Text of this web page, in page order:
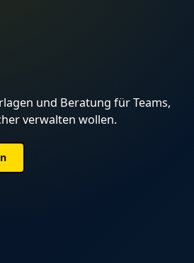
und Beratung für Teams,
verwalten wollen.